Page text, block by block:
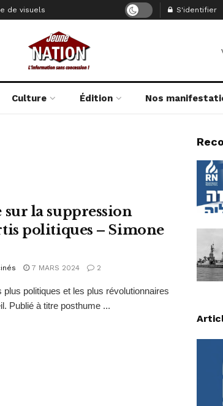
de visuels S'identifier
Culture Édition Nos
la suppression
politiques – Simone
7 MARS 2024 2
politiques et les plus révolutionnaires
Publié à titre posthume ...